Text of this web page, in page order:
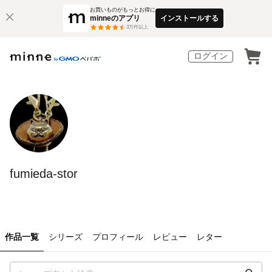
お買いものがもっとお得に
minneのアプリ
3万件以上
インストールする
ログイン
fumieda-stor
作品一覧 シリーズ プロフィール レビュー レター